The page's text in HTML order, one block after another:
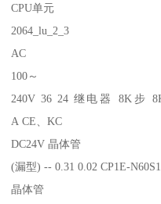
CPU单元
2064_lu_2_3
AC
100～
240V 36 24 继电器 8K步
A CE、KC
DC24V 晶体管
(漏型) -- 0.31 0.02 CP1E-
晶体管